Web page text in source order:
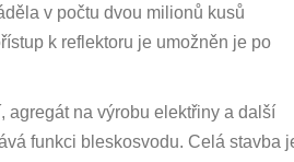
v počtu dvou milionů kusů
k reflektoru je umožněn je po
agregát na výrobu elektřiny a další
funkci bleskosvodu. Celá stavba